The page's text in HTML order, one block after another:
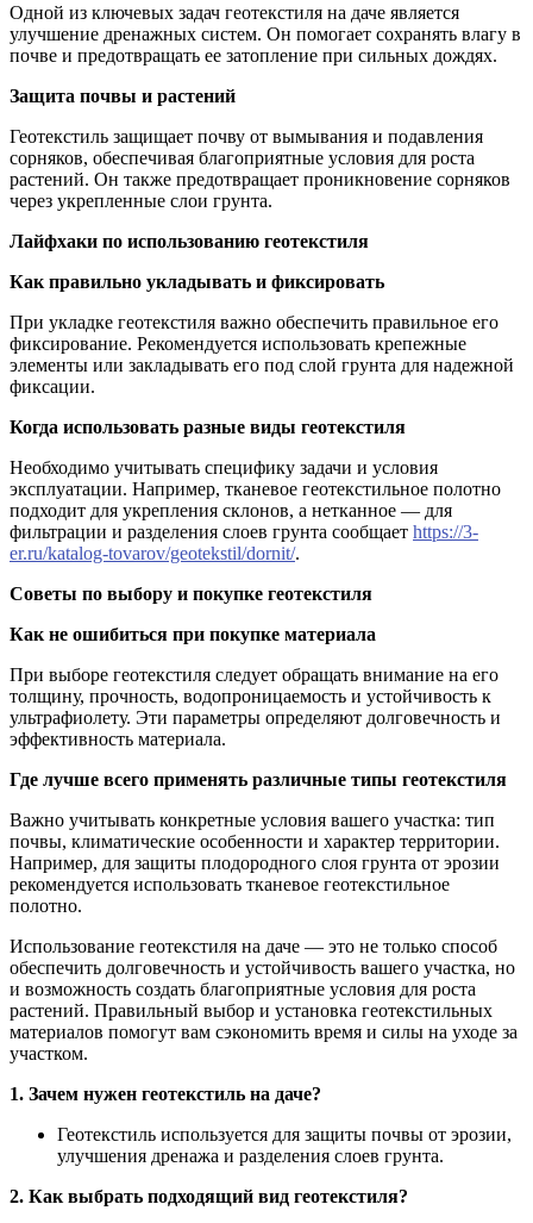
Одной из ключевых задач геотекстиля на даче является
улучшение дренажных систем. Он помогает сохранять влагу в
почве и предотвращать ее затопление при сильных дождях.
Защита почвы и растений
Геотекстиль защищает почву от вымывания и подавления
сорняков, обеспечивая благоприятные условия для роста
растений. Он также предотвращает проникновение сорняков
через укрепленные слои грунта.
Лайфхаки по использованию геотекстиля
Как правильно укладывать и фиксировать
При укладке геотекстиля важно обеспечить правильное его
фиксирование. Рекомендуется использовать крепежные
элементы или закладывать его под слой грунта для надежной
фиксации.
Когда использовать разные виды геотекстиля
Необходимо учитывать специфику задачи и условия
эксплуатации. Например, тканевое геотекстильное полотно
подходит для укрепления склонов, а нетканное — для
фильтрации и разделения слоев грунта сообщает https://3-
er.ru/katalog-tovarov/geotekstil/dornit/.
Советы по выбору и покупке геотекстиля
Как не ошибиться при покупке материала
При выборе геотекстиля следует обращать внимание на его
толщину, прочность, водопроницаемость и устойчивость к
ультрафиолету. Эти параметры определяют долговечность и
эффективность материала.
Где лучше всего применять различные типы геотекстиля
Важно учитывать конкретные условия вашего участка: тип
почвы, климатические особенности и характер территории.
Например, для защиты плодородного слоя грунта от эрозии
рекомендуется использовать тканевое геотекстильное
полотно.
Использование геотекстиля на даче — это не только способ
обеспечить долговечность и устойчивость вашего участка, но
и возможность создать благоприятные условия для роста
растений. Правильный выбор и установка геотекстильных
материалов помогут вам сэкономить время и силы на уходе за
участком.
1. Зачем нужен геотекстиль на даче?
Геотекстиль используется для защиты почвы от эрозии,
улучшения дренажа и разделения слоев грунта.
2. Как выбрать подходящий вид геотекстиля?